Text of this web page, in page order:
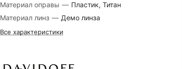
Материал оправы — Пластик, Титан
Материал линз — Демо линза
Все характеристики